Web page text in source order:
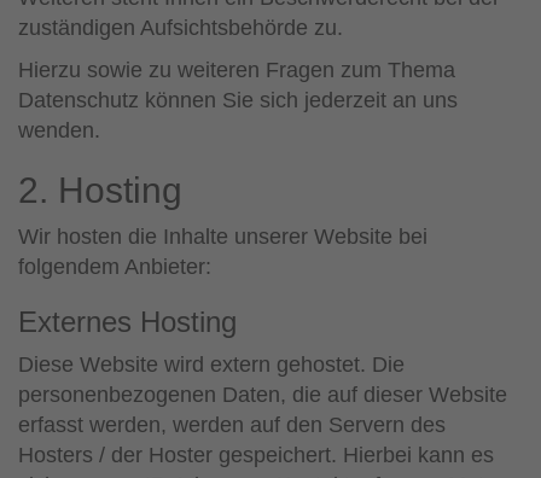
zuständigen Aufsichtsbehörde zu.
Hierzu sowie zu weiteren Fragen zum Thema
Datenschutz können Sie sich jederzeit an uns
wenden.
2. Hosting
Wir hosten die Inhalte unserer Website bei
folgendem Anbieter:
Externes Hosting
Diese Website wird extern gehostet. Die
personenbezogenen Daten, die auf dieser Website
erfasst werden, werden auf den Servern des
Hosters / der Hoster gespeichert. Hierbei kann es